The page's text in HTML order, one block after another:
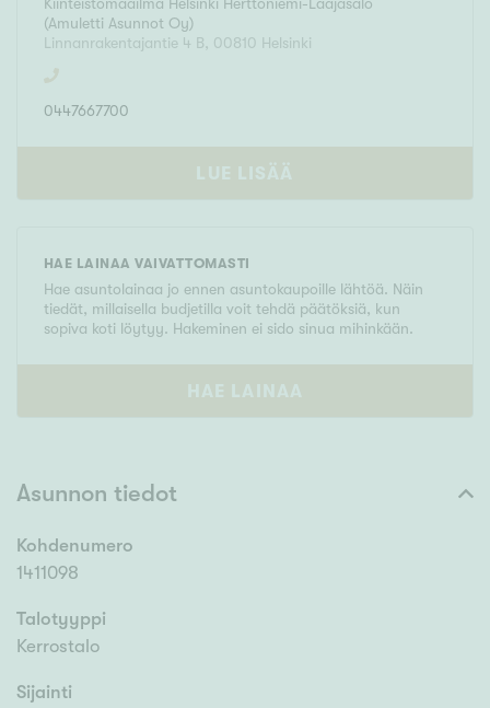
Kiinteistömaailma Helsinki Herttoniemi-Laajasalo
(Amuletti Asunnot Oy)
Linnanrakentajantie 4 B, 00810 Helsinki
0447667700
LUE LISÄÄ
HAE LAINAA VAIVATTOMASTI
Hae asuntolainaa jo ennen asuntokaupoille lähtöä. Näin
tiedät, millaisella budjetilla voit tehdä päätöksiä, kun
sopiva koti löytyy. Hakeminen ei sido sinua mihinkään.
HAE LAINAA
Asunnon tiedot
Kohdenumero
1411098
Talotyyppi
Kerrostalo
Sijainti